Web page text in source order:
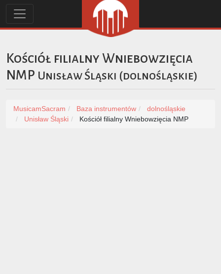
Kościół filialny Wniebowzięcia
NMP Unisław Śląski (dolnośląskie)
MusicamSacram Baza instrumentów
dolnośląskie
Unisław Śląski
Kościół filialny Wniebowzięcia NMP